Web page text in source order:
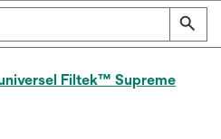
Filtek™ Supreme